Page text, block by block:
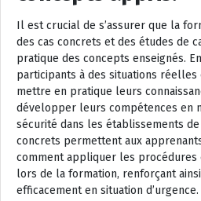
Il est crucial de s’assurer que la
des cas concrets et des études de
pratique des concepts enseignés.
participants à des situations
mettre en pratique leurs
développer leurs compétences en
sécurité dans les établissements
concrets permettent aux
comment appliquer les procédures
lors de la formation, renforçant
efficacement en situation d’urgence.